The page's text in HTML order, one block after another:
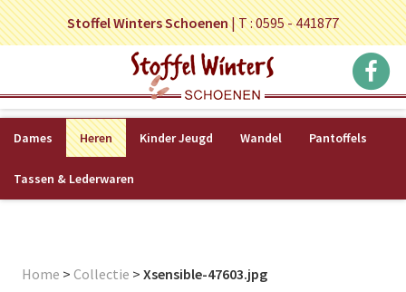
Stoffel Winters Schoenen|T : 0595 - 441877
Dames Heren Kinder Jeugd Wandel Pantoffels
Tassen & Lederwaren
Home > Collectie > Xsensible-47603.jpg